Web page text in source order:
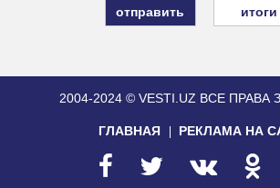
итоги
2004-2024 © VESTI.UZ ВСЕ ПРАВА
ГЛАВНАЯ РЕКЛАМА НА